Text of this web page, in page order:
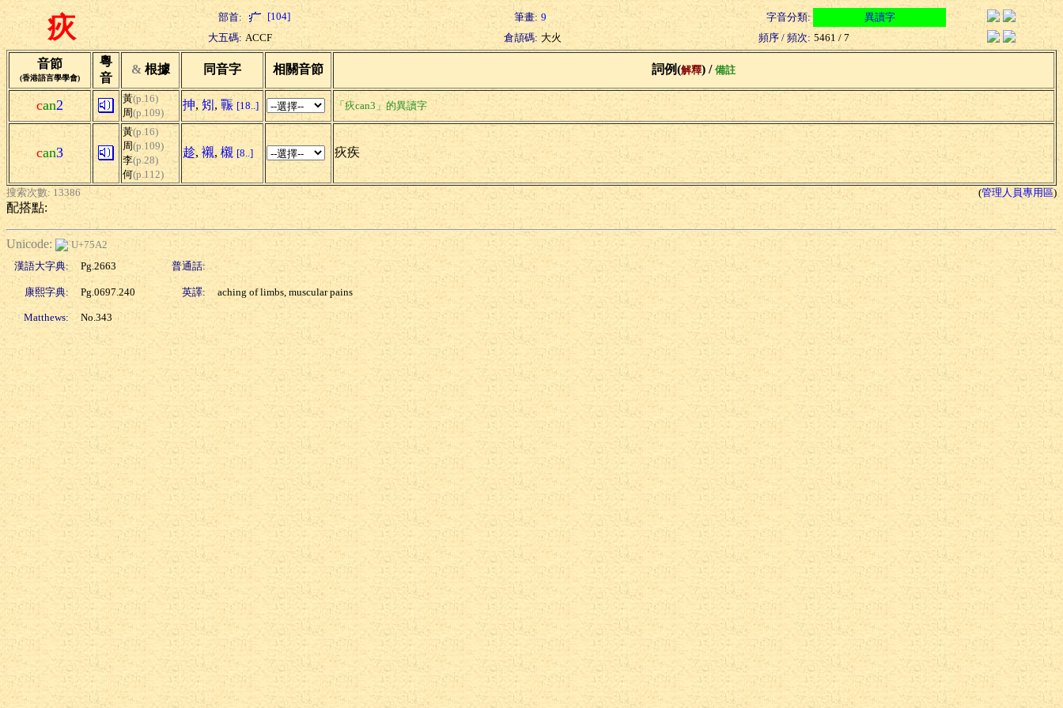
疢 部首: [104] 筆畫: 9 字音分類:
異讀字
大五碼: ACCF 倉頡碼: 大火 頻序 / 頻次: 5461 / 7
音節
(香港語言學學會)
粵
音
& 根據 同音字 相關音節 詞例(解釋) / 備註
can2 黃(p.16)
周(p.109)
抻, 矧 , 辴 [18..] 「疢can3」的異讀字
can3
黃(p.16)
周(p.109)
李(p.28)
何(p.112)
趁, 襯, 櫬 [8..] 疢疾
搜索次數: 13386 (管理人員專用區)
配搭點:
Unicode:
U+75A2
漢語大字典:
Pg.2663 普通話:
康熙字典: Pg.0697.240 英譯: aching of limbs, muscular pains
Matthews: No.343